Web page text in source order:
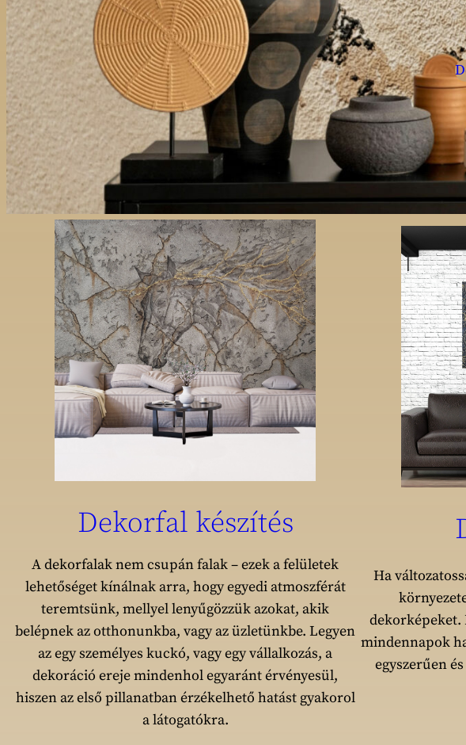
Dekorfal készítés
A dekorfalak nem csupán falak – ezek a felületek
lehetőséget kínálnak arra, hogy egyedi atmoszférát
teremtsünk, mellyel lenyűgözzük azokat, akik
belépnek az otthonunkba, vagy az üzletünkbe. Legyen
az egy személyes kuckó, vagy egy vállalkozás, a
dekoráció ereje mindenhol egyaránt érvényesül,
hiszen az első pillanatban érzékelhető hatást gyakorol
a látogatókra.
Ha
dekorképeket.
mindennapok
egyszerűen